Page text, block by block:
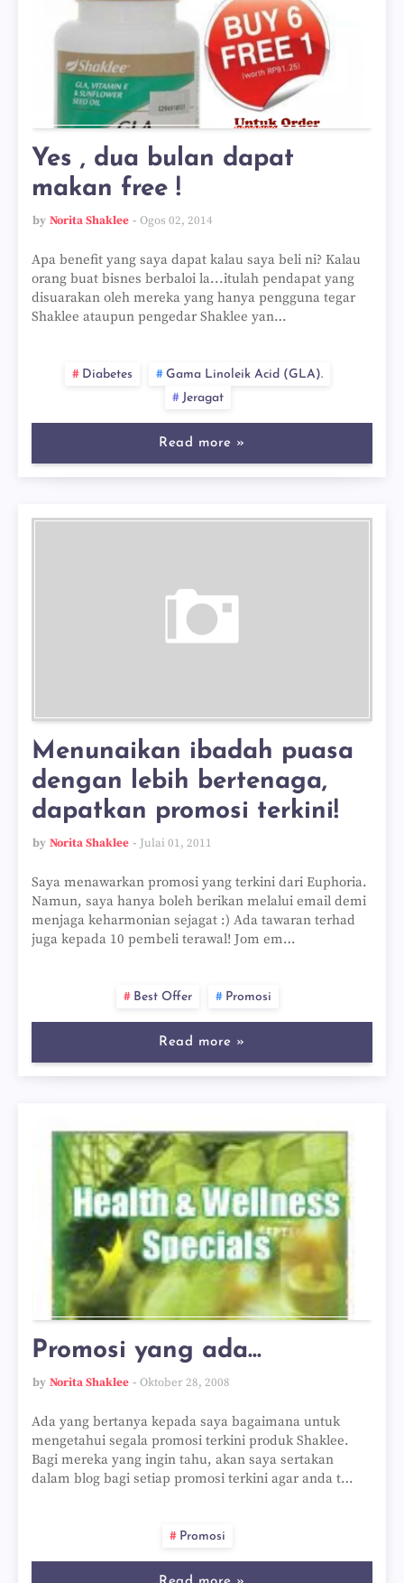
Yes , dua bulan dapat
makan free !
by Norita Shaklee Ogos 02, 2014
Apa benefit yang saya dapat kalau saya beli ni? Kalau
orang buat bisnes berbaloi la...itulah pendapat yang
disuarakan oleh mereka yang hanya pengguna tegar
Shaklee ataupun pengedar Shaklee yan…
Diabetes
Gama Linoleik Acid (GLA).
Jeragat
Read more »
Menunaikan ibadah puasa
dengan lebih bertenaga,
dapatkan promosi terkini!
by Norita Shaklee Julai 01, 2011
Saya menawarkan promosi yang terkini dari Euphoria.
Namun, saya hanya boleh berikan melalui email demi
menjaga keharmonian sejagat :) Ada tawaran terhad
juga kepada 10 pembeli terawal! Jom em…
Best Offer Promosi
Read more »
Promosi yang ada...
by Norita Shaklee Oktober 28, 2008
Ada yang bertanya kepada saya bagaimana untuk
mengetahui segala promosi terkini produk Shaklee.
Bagi mereka yang ingin tahu, akan saya sertakan
dalam blog bagi setiap promosi terkini agar anda t…
Promosi